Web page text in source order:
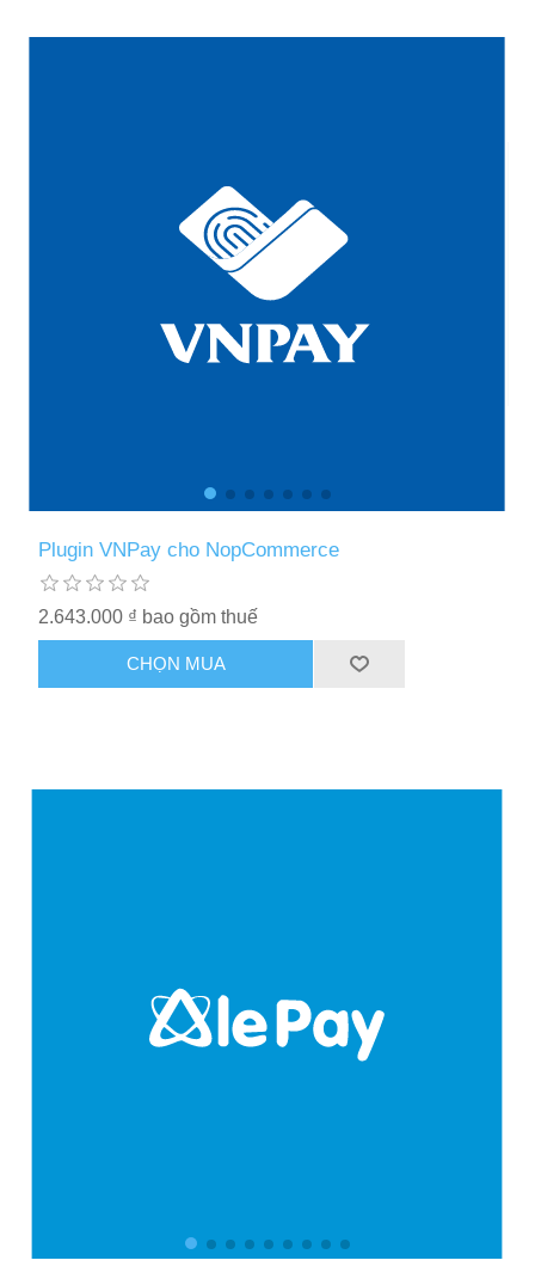
Plugin VNPay cho NopCommerce
2.643.000 ₫ bao gồm thuế
CHỌN MUA